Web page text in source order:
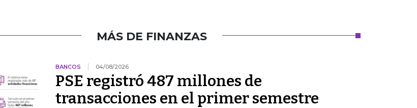
MÁS DE FINANZAS
BANCOS 04/08/2026
PSE registró 487 millones de
transacciones en el primer semestre